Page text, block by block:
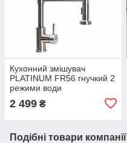
Кухонний змішувач
PLATINUM FR56 гнучкий 2
режими води
2 499 ₴
Подібні товари компанії